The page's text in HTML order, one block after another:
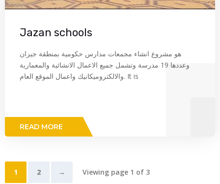
Jazan schools
هو مشروع انشاء مجمعات مدارس حكومية بمنطقة جيزان
وعددها 19 مدرسة وتشمل جميع الاعمال الانشائية والمعمارية
والالكتروميكانيك واعمال الموقع العام. It is
READ MORE
1 2 → Viewing page 1 of 3